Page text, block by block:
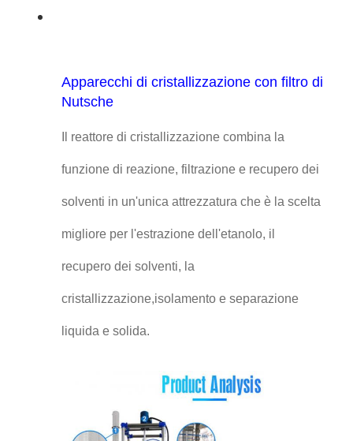
Apparecchi di cristallizzazione con filtro di
Nutsche
Il reattore di cristallizzazione combina la
funzione di reazione, filtrazione e recupero dei
solventi in un'unica attrezzatura che è la scelta
migliore per l'estrazione dell'etanolo, il
recupero dei solventi, la
cristallizzazione,isolamento e separazione
liquida e solida.